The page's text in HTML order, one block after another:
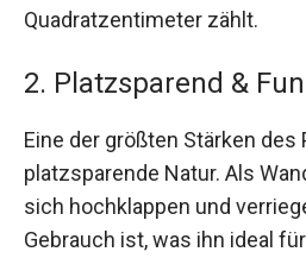
Quadratzentimeter zählt.
2. Platzsparend &
Eine der größten Stärken
platzsparende Natur. Als
sich hochklappen und
Gebrauch ist, was ihn ideal